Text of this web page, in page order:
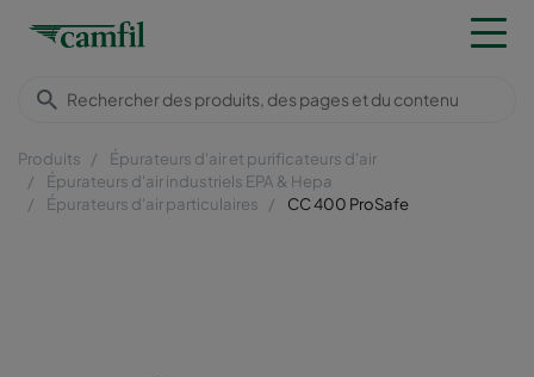
Produits
Épurateurs d'air et purificateurs d'air
Épurateurs d'air industriels EPA & Hepa
Épurateurs d'air particulaires
CC 400 ProSafe